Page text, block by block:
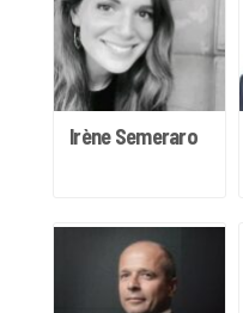
Irène Semeraro